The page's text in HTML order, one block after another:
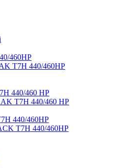
460HP
T7H 440/460HP
440/460 HP
T7H 440/460 HP
440/460HP
T7H 440/460HP